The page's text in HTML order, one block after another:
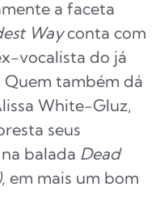
a faceta
Wayconta com
vocalista do já
também dá
White-Gluz,
seus
balada Dead
, em mais um bom